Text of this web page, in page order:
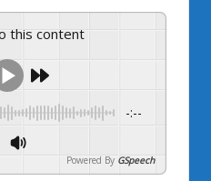
this content
-:--
Powered By GSpeech